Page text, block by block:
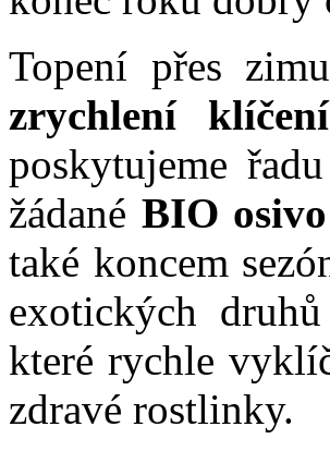
Topení přes
zrychlení
poskytujeme
žádané BIO
také koncem
exotických
které rychle
zdravé rostlinky.